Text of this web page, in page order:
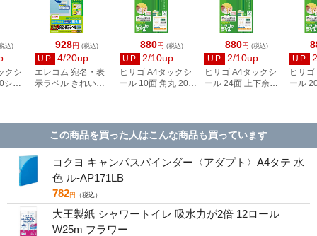
928円 (税込)
UP 4/20up
エレコム 宛名・表
示ラベル きれい貼
880円 (税込)
UP 2/10up
ヒサゴ A4タックシ
ール 10面 角丸 20シ
880円 (税込)
UP 2/10up
ヒサゴ A4タックシ
ール 24面 上下余白
UP
ヒサ
ール
込)
クシ
シー
この商品を買った人はこんな商品も買っています
コクヨ キャンパスバインダー〈アダプト〉A4タテ 水
色 ル-AP171LB
782円 （税込）
大王製紙 シャワートイレ 吸水力が2倍 12ロール
W25m フラワー